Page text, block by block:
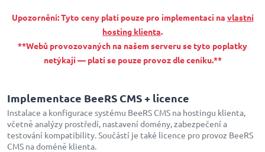
Upozornění: Tyto ceny platí pouze pro implementaci na vlastní
hosting klienta.
**Webů provozovaných na našem serveru se tyto poplatky
netýkají — platí se pouze provoz dle ceníku.**
Implementace BeeRS CMS + licence
Instalace a konfigurace systému BeeRS CMS na hostingu klienta,
včetně analýzy prostředí, nastavení domény, zabezpečení a
testování kompatibility. Součástí je také licence pro provoz BeeRS
CMS na doméně klienta.